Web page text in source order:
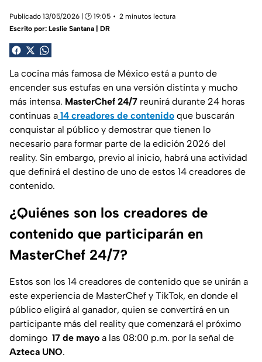
Publicado 13/05/2026 | 🕑 19:05
2 minutos lectura
Escrito por: Leslie Santana | DR
La cocina más famosa de México está a punto de
encender sus estufas en una versión distinta y mucho
más intensa. MasterChef 24/7 reunirá durante 24 horas
continuas a 14 creadores de contenido que buscarán
conquistar al público y demostrar que tienen lo
necesario para formar parte de la edición 2026 del
reality. Sin embargo, previo al inicio, habrá una actividad
que definirá el destino de uno de estos 14 creadores de
contenido.
¿Quiénes son los creadores de
contenido que participarán en
MasterChef 24/7?
Estos son los 14 creadores de contenido que se unirán a
este experiencia de MasterChef y TikTok, en donde el
público eligirá al ganador, quien se convertirá en un
participante más del reality que comenzará el próximo
domingo 17 de mayo a las 08:00 p.m. por la señal de
Azteca UNO.